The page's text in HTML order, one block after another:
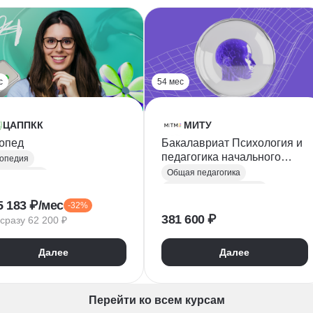
ЦАППКК
Педагог дополнительного образования
психология
183 ₽/мес -32%
62 200 ₽
Далее
54 мес
МИТУ
Бакалавриат Психология и
педагогика начального
образования
Общая педагогика
Общая психология
Педагог-психолог
381 600 ₽
Далее
Перейти ко всем курсам